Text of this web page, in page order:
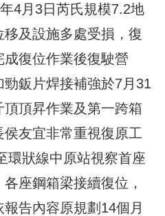
4月3日芮氏規模7.2地
及設施多處受損，復
復位作業後復駛營
鈑片焊接補強於7月31
頂昇作業及第一跨箱
友宜非常重視復原工
環狀線中原站視察首座
座鋼箱梁接續復位，
告內容原規劃14個月